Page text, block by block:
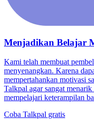
Menjadikan Belajar
Kami telah membuat
menyenangkan. Karena
mempertahankan motivasi
Talkpal agar sangat
mempelajari keterampilan
Coba Talkpal gratis